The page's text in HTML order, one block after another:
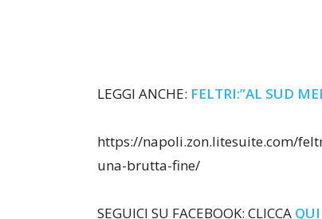
LEGGI ANCHE: FELTRI:”AL SUD
https://napoli.zon.litesuite.com/
una-brutta-fine/
SEGUICI SU FACEBOOK: CLICCA QUI